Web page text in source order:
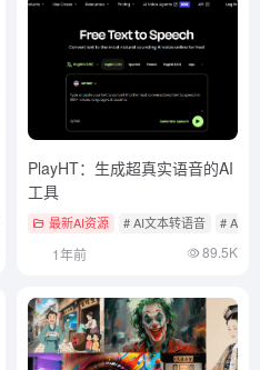
图像放大与修复 # AI开源项目
PlayHT：生成超真实语音的AI
工具
最新AI资源 # AI文本转语音 # AI语
1年前 89.5K